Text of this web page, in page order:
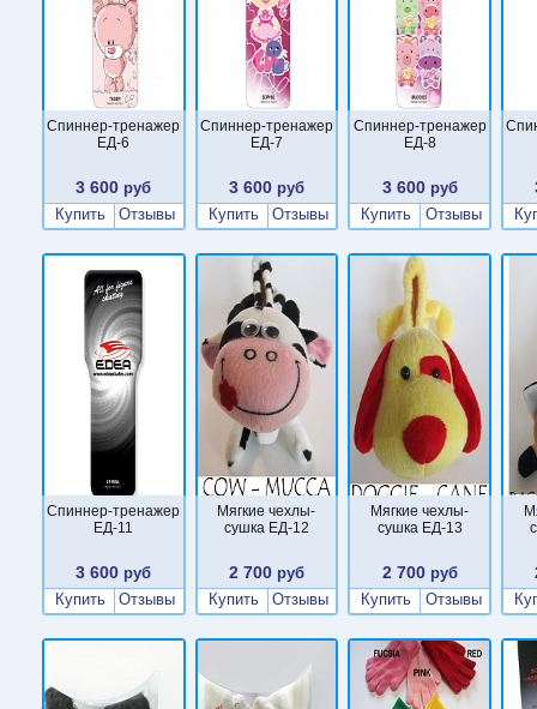
Cпиннер-тренажер
ЕД-6
3 600 руб
Купить
Отзывы
Cпиннер-тренажер
ЕД-7
3 600 руб
Купить
Отзывы
Cпиннер-тренажер
ЕД-8
3 600руб
Купить
Отзывы
Cпиннер-тренажер
ЕД-11
3 600 руб
Купить
Отзывы
Мягкие чехлы-
сушка ЕД-12
2 700 руб
Купить
Отзывы
Мягкие чехлы-
сушка ЕД-13
2 700руб
Купить
Отзывы